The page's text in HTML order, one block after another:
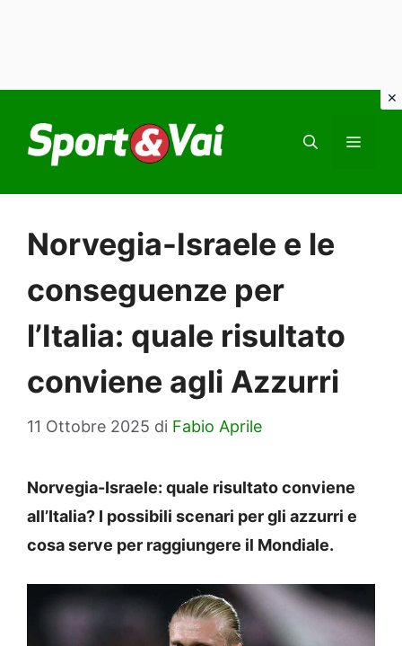
contenuto
Norvegia-Israele e le
conseguenze per
l’Italia: quale risultato
conviene agli Azzurri
11 Ottobre 2025 di Fabio Aprile
Norvegia-Israele: quale risultato conviene
all’Italia? I possibili scenari per gli azzurri e
cosa serve per raggiungere il Mondiale.